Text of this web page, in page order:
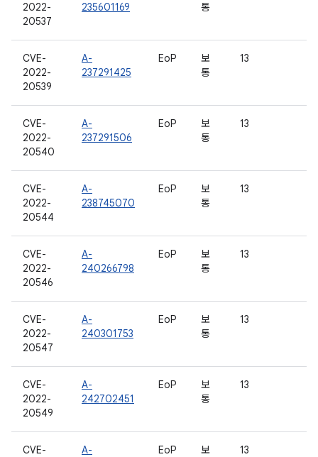
2022-
20537
235601169
통
CVE-
2022-
20539
A-
237291425
EoP
보
통
13
CVE-
2022-
20540
A-
237291506
EoP
보
통
13
CVE-
2022-
20544
A-
238745070
EoP
보
통
13
CVE-
2022-
20546
A-
240266798
EoP
보
통
13
CVE-
2022-
20547
A-
240301753
EoP
보
통
13
CVE-
2022-
20549
A-
242702451
EoP
보
통
13
CVE-
A-
EoP
보
13